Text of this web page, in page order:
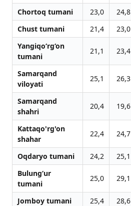
Chortoq tumani 23,0 24,8
Chust tumani
21,4 23,0
Yangiqo‘rg‘on
tumani
21,1 23,4
Samarqand
viloyati
25,1 26,3
Samarqand
shahri
20,4 19,6
Kattaqo'rg'on
shahar
22,4 24,7
Oqdaryo tumani 24,2 25,1
Bulung‘ur
tumani
25,0 29,1
Jomboy tumani 25,4 28,6